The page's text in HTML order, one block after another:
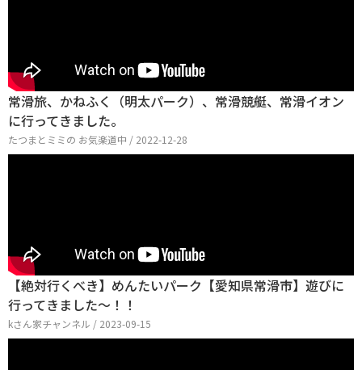
常滑旅、かねふく（明太パーク）、常滑競艇、常滑イオン
に行ってきました。
たつまとミミの お気楽道中 / 2022-12-28
【絶対行くべき】めんたいパーク【愛知県常滑市】遊びに
行ってきました〜！！
kさん家チャンネル / 2023-09-15